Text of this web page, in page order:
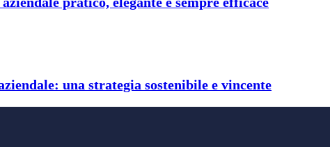
una strategia sostenibile e vincente